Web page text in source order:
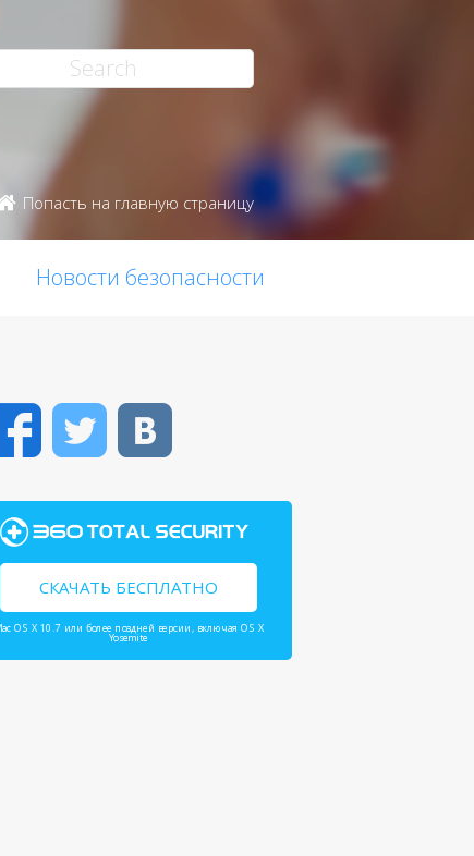
Попасть на главную страницу
Новости безопасности
FacebookTwitter
СКАЧАТЬ БЕСПЛАТНО
OS X 10.7 или более поздней версии, включая OS X
Yosemite